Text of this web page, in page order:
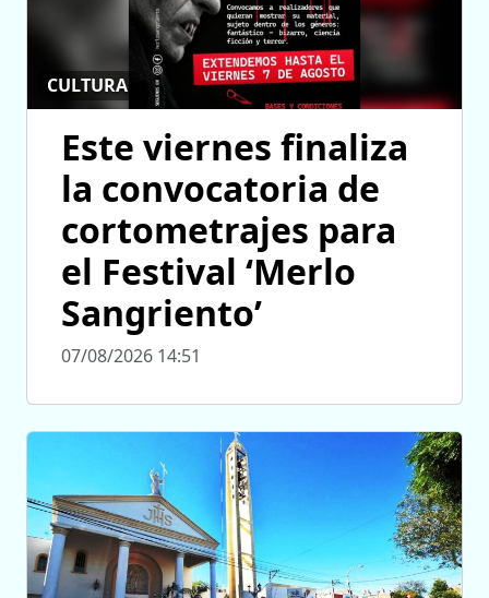
CULTURA
Este viernes finaliza
la convocatoria de
cortometrajes para
el Festival ‘Merlo
Sangriento’
07/08/2026 14:51